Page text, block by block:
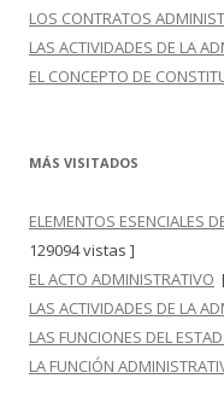
LOS CONTRATOS
LAS ACTIVIDADES DE LA
EL CONCEPTO DE
MÁS VISITADOS
ELEMENTOS ESENCIALES
129094 vistas ]
EL ACTO ADMINISTRATIVO
LAS ACTIVIDADES DE LA
LAS FUNCIONES DEL
LA FUNCIÓN